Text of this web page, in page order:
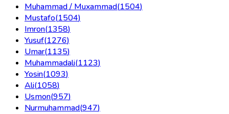
Muhammad / Muxammad(1504)
Mustafo(1504)
Imron(1358)
Yusuf(1276)
Umar(1135)
Muhammadali(1123)
Yosin(1093)
Ali(1058)
Usmon(957)
Nurmuhammad(947)